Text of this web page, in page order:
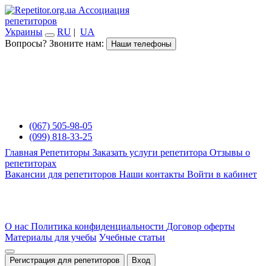
Ассоциация
репетиторов
Украины
RU | UA
Вопросы? Звоните нам:
Наши телефоны
(067) 505-98-05
(099) 818-33-25
Главная Репетиторы Заказать услуги репетитора Отзывы о
репетиторах
Вакансии для репетиторов Наши контакты Войти в кабинет
О нас Политика конфиденциальности Договор оферты
Материалы для учебы Учебные статьи
Регистрация для репетиторов Вход